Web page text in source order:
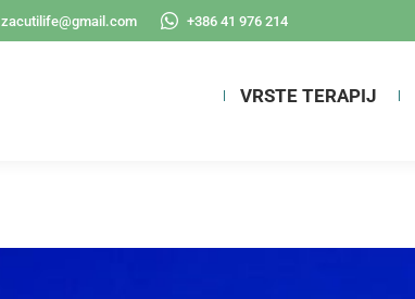
zacutilife@gmail.com +386 41 976 214
VRSTE TERAPIJ